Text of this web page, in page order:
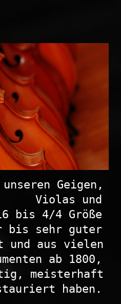
Geigen,
Violas und
bis 4/4 Größe
bis sehr guter
und aus vielen
ab 1800,
meisterhaft
haben.